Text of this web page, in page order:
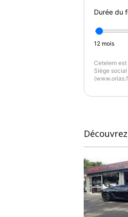
Durée du
12 mois
Cetelem est
Siège
Découvrez